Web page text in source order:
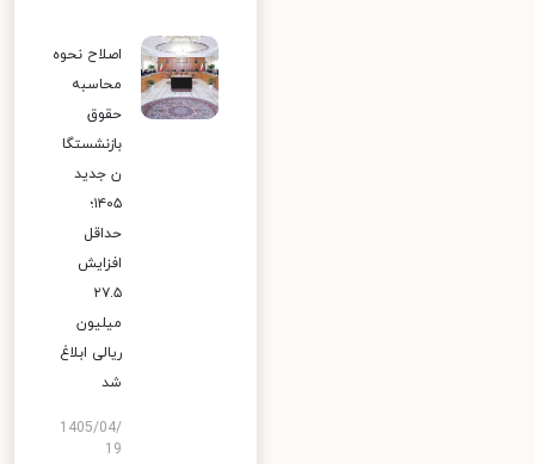
اصلاح نحوه
محاسبه
حقوق
بازنشستگا
ن جدید
۱۴۰۵؛
حداقل
افزایش
۲۷.۵
میلیون
ریالی ابلاغ
شد
1405/04/
19